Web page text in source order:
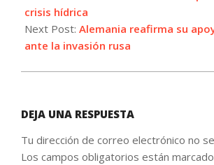
crisis hídrica
Next Post: Alemania reafirma su
ante la invasión rusa
DEJA UNA RESPUESTA
Tu dirección de correo electrónico no
Los campos obligatorios están